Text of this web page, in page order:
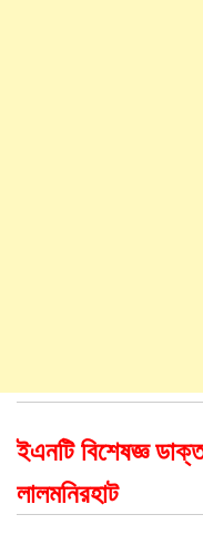
ইএনটি বিশেষজ্ঞ
লালমনিরহাট